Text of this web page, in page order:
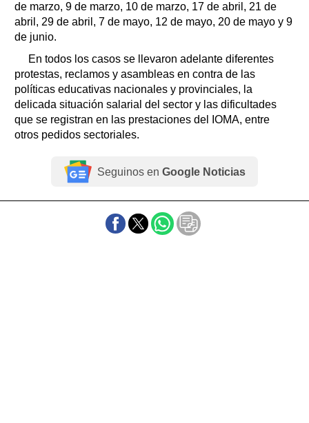
de marzo, 9 de marzo, 10 de marzo, 17 de abril, 21 de
abril, 29 de abril, 7 de mayo, 12 de mayo, 20 de mayo y 9
de junio.
En todos los casos se llevaron adelante diferentes
protestas, reclamos y asambleas en contra de las
políticas educativas nacionales y provinciales, la
delicada situación salarial del sector y las dificultades
que se registran en las prestaciones del IOMA, entre
otros pedidos sectoriales.
Seguinos en Google Noticias